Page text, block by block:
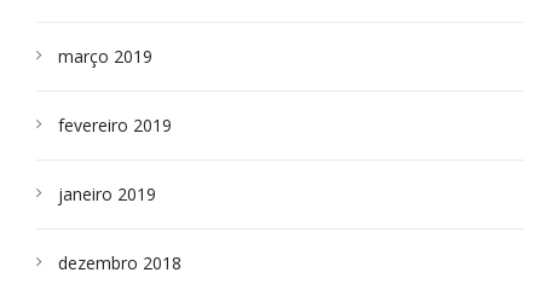
março 2019
fevereiro 2019
janeiro 2019
dezembro 2018